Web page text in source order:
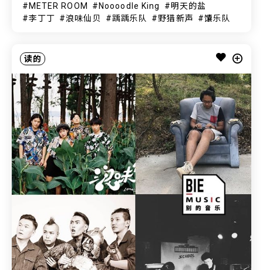
METER ROOM
Noooodle King
明天的盐
李丁丁
浪味仙贝 踽踽乐队 野猎新声 馕乐队
读的